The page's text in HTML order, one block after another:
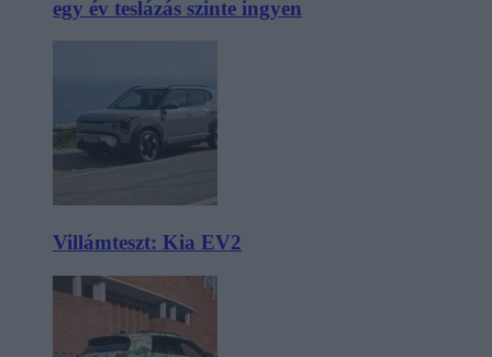
egy év teslázás szinte ingyen
Villámteszt: Kia EV2